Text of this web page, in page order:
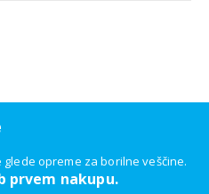
opreme za borilne veščine.
prvem nakupu.